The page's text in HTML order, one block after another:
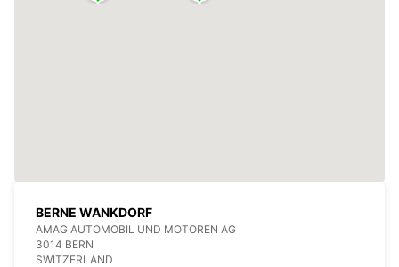
BERNE WANKDORF
AMAG AUTOMOBIL UND MOTOREN AG
3014 BERN
SWITZERLAND